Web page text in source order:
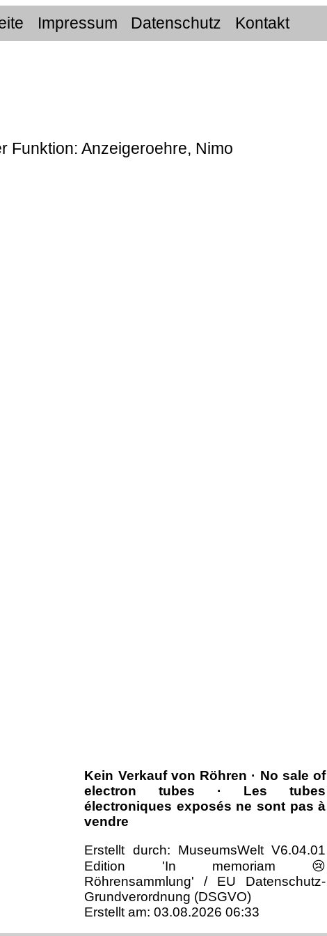
Impressum Datenschutz Kontakt
Funktion: Anzeigeroehre, Nimo
Kein Verkauf von Röhren · No sale of
electron tubes · Les tubes
électroniques exposés ne sont pas à
vendre
Erstellt durch: MuseumsWelt V6.04.01
Edition 'In memoriam 😢
Röhrensammlung' / EU Datenschutz-
Grundverordnung (DSGVO)
Erstellt am: 03.08.2026 06:33